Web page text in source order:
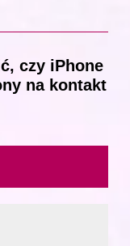
czy iPhone
na kontakt